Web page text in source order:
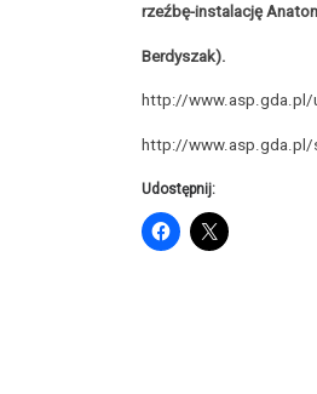
rzeźbę-instalację
Berdyszak).
http://www.asp.gda.pl/
http://www.asp.gda.pl/
Udostępnij: